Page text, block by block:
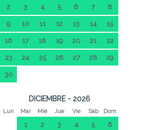
2 3 4 5 6 7 8
9 10 11 12 13 14 15
16 17 18 19 20 21 22
23 24 25 26 27 28 29
30
DICIEMBRE - 2026
Lun Mar Mié Jue Vie Sáb Dom
1 2 3 4 5 6